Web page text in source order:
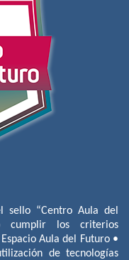
sello “Centro Aula del
cumplir los criterios
Aula del Futuro •
de tecnologías